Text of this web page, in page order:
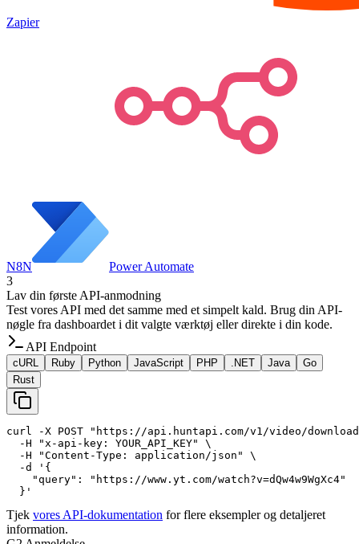
Zapier
N8N
Power Automate
3
Lav din første API-anmodning
Test vores API med det samme med et simpelt kald. Brug din API-
nøgle fra dashboardet i dit valgte værktøj eller direkte i din kode.
API Endpoint
cURL Ruby Python JavaScript PHP .NET Java
Go
Rust
curl -X POST "https://api.huntapi.com/v1/video/
  -H "x-api-key: YOUR_API_KEY" \
  -H "Content-Type: application/json" \
  -d '{
    "query": "https://www.yt.com/watch?v=dQw4w9WgXc4"
  }'
Tjek vores API-dokumentation for flere eksempler og detaljeret
information.